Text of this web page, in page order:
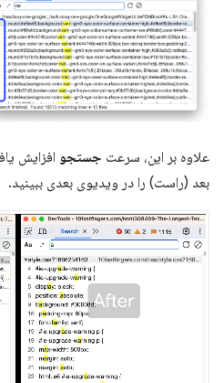
علاوه بر این، سرعت جستجو افزایش
بعد (راست) را در ویدیوی بعدی ببینید.